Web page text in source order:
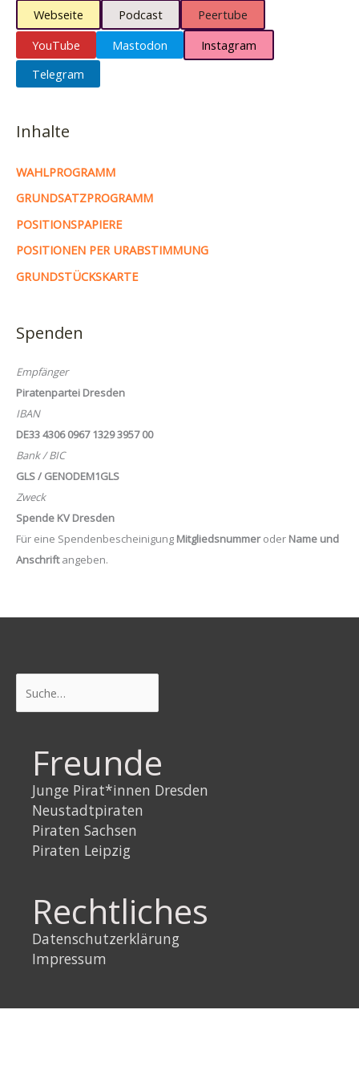
Webseite Podcast
Peertube
YouTube
Mastodon
Instagram
Telegram
Inhalte
WAHLPROGRAMM
GRUNDSATZPROGRAMM
POSITIONSPAPIERE
POSITIONEN PER URABSTIMMUNG
GRUNDSTÜCKSKARTE
Spenden
Empfänger
Piratenpartei Dresden
IBAN
DE33 4306 0967 1329 3957 00
Bank / BIC
GLS / GENODEM1GLS
Zweck
Spende KV Dresden
Für eine Spendenbescheinigung Mitgliedsnummeroder Name und
Anschriftangeben.
Freunde
Junge Pirat*innen Dresden
Neustadtpiraten
Piraten Sachsen
Piraten Leipzig
Rechtliches
Datenschutzerklärung
Impressum